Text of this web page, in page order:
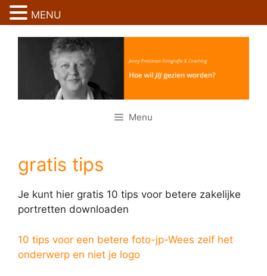
Ga
naar
Menu
gratis tips
Je kunt hier gratis 10 tips voor betere zakelijke
portretten downloaden
10 tips voor een betere foto-jp-Wees zelf het
onderwerp en niet je logo
MENU